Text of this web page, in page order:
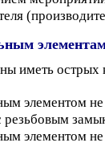
иметь острых
элементом
резьбовым
элементом